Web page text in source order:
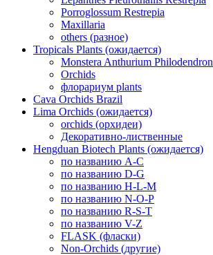
Porroglossum Restrepia
Maxillaria
others (разное)
Tropicals Plants (ожидается)
​​​​​​​Monstera Anthurium Philodendron
Orchids
флорариум plants
Cava Orchids Brazil
Lima Orchids (ожидается)
orchids (орхидеи)
Декоративно-лиственные
Hengduan Biotech Plants (ожидается)
по названию A-C
по названию D-G
по названию H-L-M
по названию N-O-P
по названию R-S-T
по названию V-Z
FLASK (фласки)
Non-Orchids (другие)